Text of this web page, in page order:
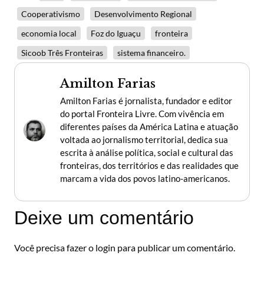
Cooperativismo
Desenvolvimento Regional
economia local
Foz do Iguaçu
fronteira
Sicoob Três Fronteiras
sistema financeiro.
Amilton Farias
Amilton Farias é jornalista, fundador e editor
do portal Fronteira Livre. Com vivência em
diferentes países da América Latina e atuação
voltada ao jornalismo territorial, dedica sua
escrita à análise política, social e cultural das
fronteiras, dos territórios e das realidades que
marcam a vida dos povos latino-americanos.
Deixe um comentário
Você precisa fazer o login para publicar um comentário.